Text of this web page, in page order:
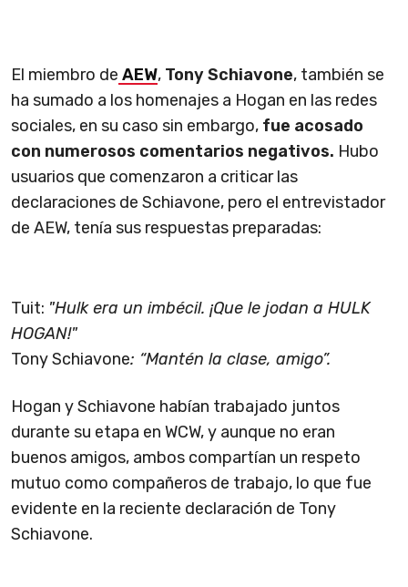
El miembro de AEW, Tony Schiavone, también se
ha sumado a los homenajes a Hogan en las redes
sociales, en su caso sin embargo, fue acosado
con numerosos comentarios negativos. Hubo
usuarios que comenzaron a criticar las
declaraciones de Schiavone, pero el entrevistador
de AEW, tenía sus respuestas preparadas:
Tuit: "Hulk era un imbécil. ¡Que le jodan a HULK
HOGAN!"
Tony Schiavone: “Mantén la clase, amigo”.
Hogan y Schiavone habían trabajado juntos
durante su etapa en WCW, y aunque no eran
buenos amigos, ambos compartían un respeto
mutuo como compañeros de trabajo, lo que fue
evidente en la reciente declaración de Tony
Schiavone.